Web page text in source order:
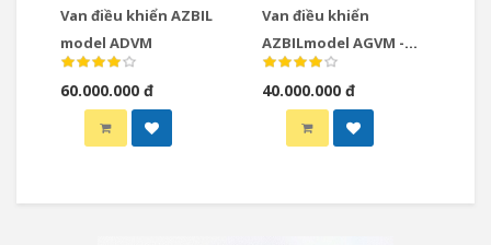
Van điều khiển AZBIL
model ADVM
60.000.000 đ
Van điều khiển
AZBILmodel AGVM -
Single Seat Globe Valves
40.000.000 đ